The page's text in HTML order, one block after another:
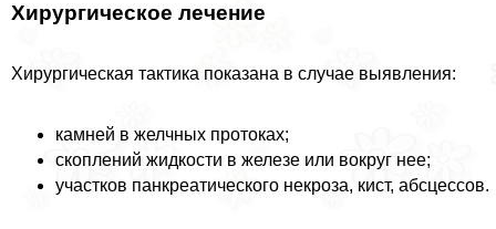
Хирургическое лечение
Хирургическая тактика показана в случае выявления:
камней в желчных протоках;
скоплений жидкости в железе или вокруг нее;
участков панкреатического некроза, кист, абсцессов.